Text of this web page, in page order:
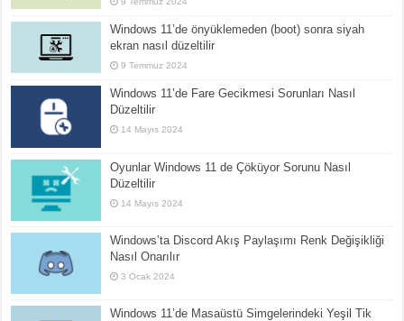
Windows 11’de önyüklemeden (boot) sonra siyah
ekran nasıl düzeltilir
9 Temmuz 2024
Windows 11’de Fare Gecikmesi Sorunları Nasıl
Düzeltilir
14 Mayıs 2024
Oyunlar Windows 11 de Çöküyor Sorunu Nasıl
Düzeltilir
14 Mayıs 2024
Windows’ta Discord Akış Paylaşımı Renk Değişikliği
Nasıl Onarılır
3 Ocak 2024
Windows 11’de Masaüstü Simgelerindeki Yeşil Tik